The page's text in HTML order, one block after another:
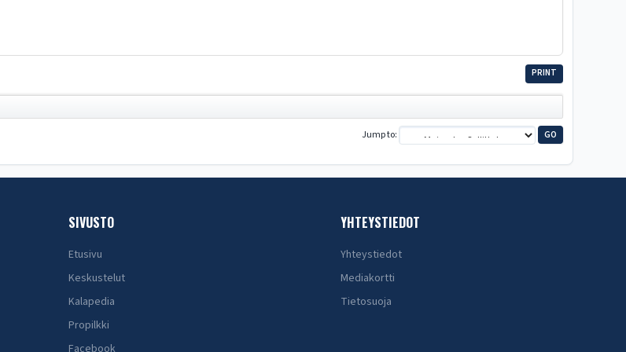
PRINT
Jump to
SIVUSTO
Etusivu
Keskustelut
Kalapedia
Propilkki
Facebook
YHTEYSTIEDOT
Yhteystiedot
Mediakortti
Tietosuoja